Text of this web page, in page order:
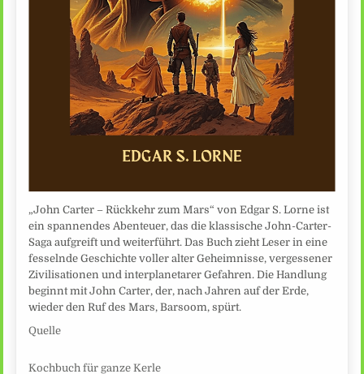
„John Carter – Rückkehr zum Mars“ von Edgar S. Lorne ist
ein spannendes Abenteuer, das die klassische John-Carter-
Saga aufgreift und weiterführt. Das Buch zieht Leser in eine
fesselnde Geschichte voller alter Geheimnisse, vergessener
Zivilisationen und interplanetarer Gefahren. Die Handlung
beginnt mit John Carter, der, nach Jahren auf der Erde,
wieder den Ruf des Mars, Barsoom, spürt.
Quelle
Kochbuch für ganze Kerle